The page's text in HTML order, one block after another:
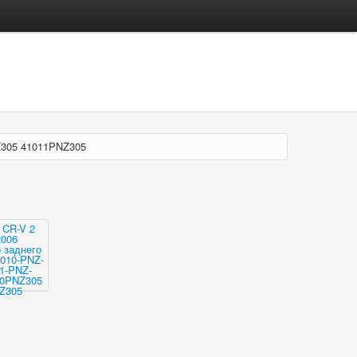
41011PNZ305